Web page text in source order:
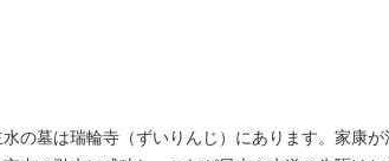
の墓は瑞輪寺（ずいりんじ）にあります。家康